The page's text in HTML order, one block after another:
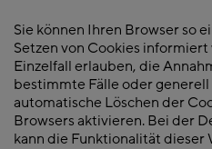
Sie können Ihren Browser so
Setzen von Cookies
Einzelfall erlauben, die
bestimmte Fälle oder generell
automatische Löschen der
Browsers aktivieren. Bei der
kann die Funktionalität dieser